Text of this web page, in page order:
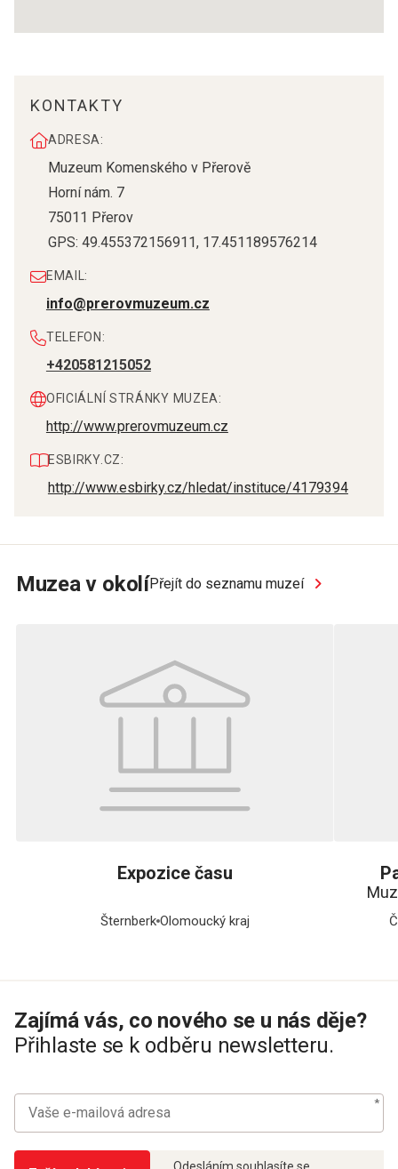
KONTAKTY
ADRESA:
Muzeum Komenského v Přerově
Horní nám. 7
75011 Přerov
GPS: 49.455372156911, 17.451189576214
EMAIL:
info@prerovmuzeum.cz
TELEFON:
+420581215052
OFICIÁLNÍ STRÁNKY MUZEA:
http://www.prerovmuzeum.cz
ESBIRKY.CZ:
http://www.esbirky.cz/hledat/instituce/4179394
Muzea v okolíPřejít do seznamu muzeí
Expozice času
Šternberk Olomoucký kraj
Zajímá vás, co nového se u nás děje?
Přihlaste se k odběru newsletteru.